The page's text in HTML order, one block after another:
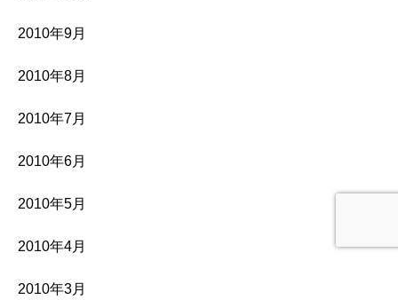
2010年9月
2010年8月
2010年7月
2010年6月
2010年5月
2010年4月
2010年3月